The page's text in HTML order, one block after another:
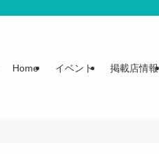
Home イベント 掲載店情報